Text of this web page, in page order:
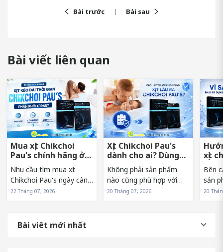
Bài trước Bài sau
Bài viết liên quan
Mua xịt Chikchoi
Pau's chính hãng ở
đâu tránh hàng giả?
Nhu cầu tìm mua xịt
Chikchoi Pau's ngày càng
tăng khiến sản phẩm
nhiên, điều này cũng
22 Tháng 07, 2026
Xịt Chikchoi Pau's
dành cho ai? Dùng
có nóng rát không?
Không phải sản phẩm
nào cũng phù hợp với
mọi đối tượng. Vì vậy,
20 Tháng 07, 2026
xịt
sớm
Bên
sản
sử
và
20
Bài viêt mới nhất